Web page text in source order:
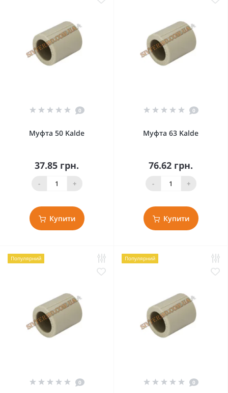
0
Муфта 50 Kalde
37.85 грн.
- +
Купити
0
Муфта 63 Kalde
76.62 грн.
- +
Купити
Популярний
0
Популярний
0